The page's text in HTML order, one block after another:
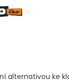
CZK
alternativou ke